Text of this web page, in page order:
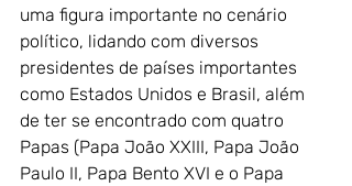
uma figura importante no cenário
político, lidando com diversos
presidentes de países importantes
como Estados Unidos e Brasil, além
de ter se encontrado com quatro
Papas (Papa João XXIII, Papa João
Paulo II, Papa Bento XVI e o Papa